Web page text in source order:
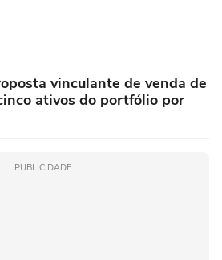
vinculante de venda de
ativos do portfólio por
PUBLICIDADE